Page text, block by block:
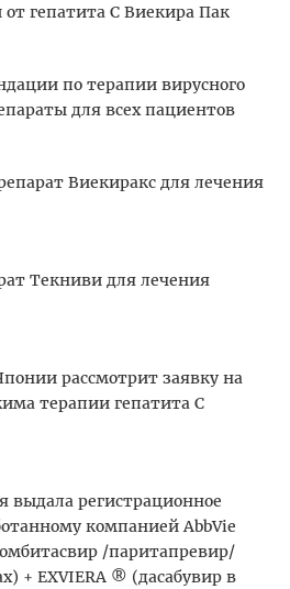
гепатита С Виекира Пак
по терапии вирусного
для всех пациентов
Виекиракс для лечения
Текниви для лечения
рассмотрит заявку на
терапии гепатита С
выдала регистрационное
компанией AbbVie
/паритапревир/
+ EXVIERA ® (дасабувир в